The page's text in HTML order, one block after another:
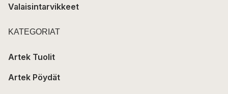
Valaisintarvikkeet
KATEGORIAT
Artek Tuolit
Artek Pöydät